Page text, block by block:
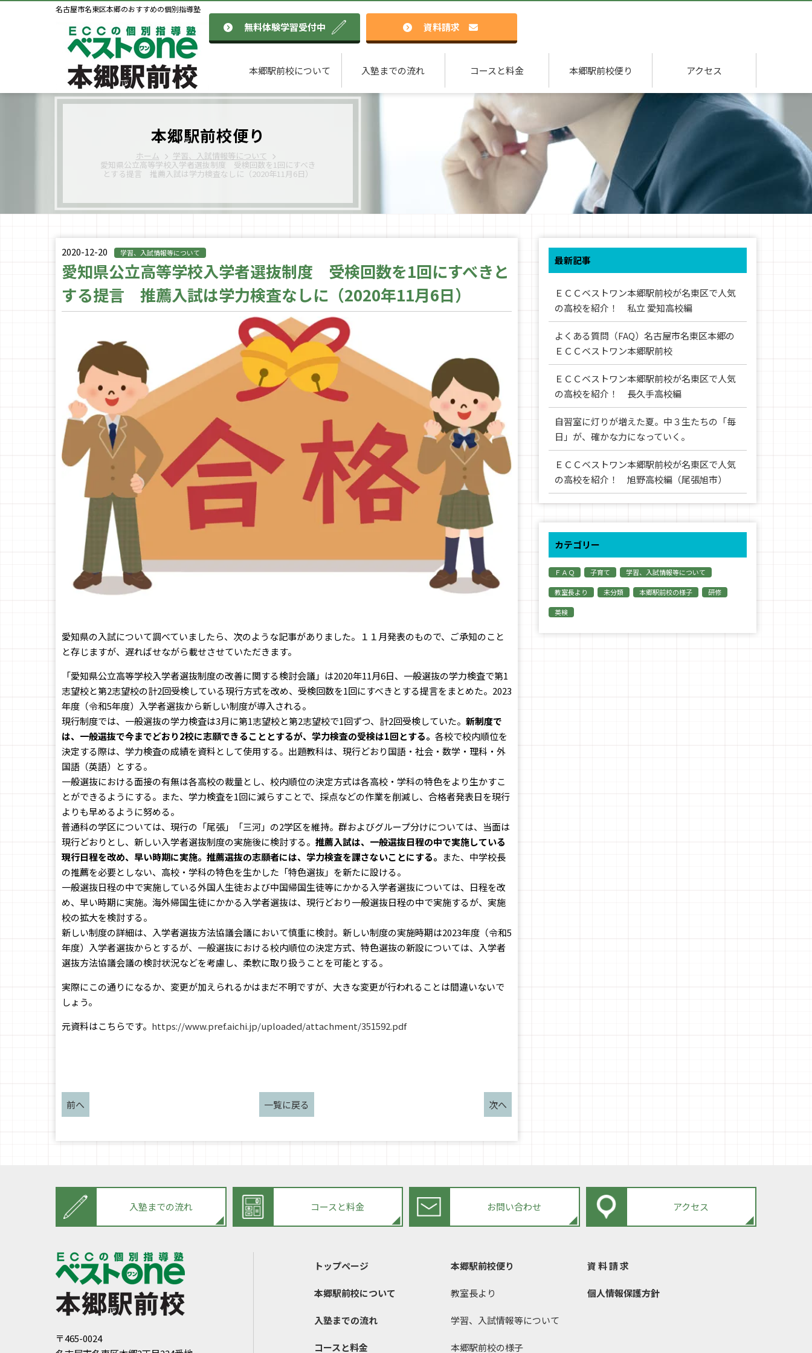
名古屋市名東区本郷のおすすめの個別指導塾
無料体験学習受付中 資料請求
本郷駅前校について 入塾までの流れ コースと料金 本郷駅前校便り アクセス
本郷駅前校便り
ホーム 学習、入試情報等について
愛知県公立高等学校入学者選抜制度 受検回数を1回にすべき
とする提言 推薦入試は学力検査なしに（2020年11月6日）
2020-12-20 学習、入試情報等について
愛知県公立高等学校入学者選抜制度 受検回数を1回にすべきと
する提言 推薦入試は学力検査なしに（2020年11月6日）
愛知県の入試について調べていましたら、次のような記事がありました。１１月発表のもので、ご承知のこと
と存じますが、遅ればせながら載せさせていただきます。
「愛知県公立高等学校入学者選抜制度の改善に関する検討会議」は2020年11月6日、一般選抜の学力検査で第1
志望校と第2志望校の計2回受検している現行方式を改め、受検回数を1回にすべきとする提言をまとめた。2023
年度（令和5年度）入学者選抜から新しい制度が導入される。
現行制度では、一般選抜の学力検査は3月に第1志望校と第2志望校で1回ずつ、計2回受検していた。 新制度で
は、一般選抜で今までどおり2校に志願できることとするが、学力検査の受検は1回とする。 各校で校内順位を
決定する際は、学力検査の成績を資料として使用する。出題教科は、現行どおり国語・社会・数学・理科・外
国語（英語）とする。
一般選抜における面接の有無は各高校の裁量とし、校内順位の決定方式は各高校・学科の特色をより生かすこ
とができるようにする。また、学力検査を1回に減らすことで、採点などの作業を削減し、合格者発表日を現行
よりも早めるように努める。
普通科の学区については、現行の「尾張」「三河」の2学区を維持。群およびグループ分けについては、当面は
現行どおりとし、新しい入学者選抜制度の実施後に検討する。 推薦入試は、一般選抜日程の中で実施している
現行日程を改め、早い時期に実施。推薦選抜の志願者には、学力検査を課さないことにする。 また、中学校長
の推薦を必要としない、高校・学科の特色を生かした「特色選抜」を新たに設ける。
一般選抜日程の中で実施している外国人生徒および中国帰国生徒等にかかる入学者選抜については、日程を改
め、早い時期に実施。海外帰国生徒にかかる入学者選抜は、現行どおり一般選抜日程の中で実施するが、実施
校の拡大を検討する。
新しい制度の詳細は、入学者選抜方法協議会議において慎重に検討。新しい制度の実施時期は2023年度（令和5
年度）入学者選抜からとするが、一般選抜における校内順位の決定方式、特色選抜の新設については、入学者
選抜方法協議会議の検討状況などを考慮し、柔軟に取り扱うことを可能とする。
実際にこの通りになるか、変更が加えられるかはまだ不明ですが、大きな変更が行われることは間違いないで
しょう。
元資料はこちらです。 https://www.pref.aichi.jp/uploaded/attachment/351592.pdf
前へ 一覧に戻る 次へ
最新記事
ＥＣＣベストワン本郷駅前校が名東区で人気
の高校を紹介！ 私立 愛知高校編
よくある質問（FAQ）名古屋市名東区本郷の
ＥＣＣベストワン本郷駅前校
ＥＣＣベストワン本郷駅前校が名東区で人気
の高校を紹介！ 長久手高校編
自習室に灯りが増えた夏。中３生たちの「毎
日」が、確かな力になっていく。
ＥＣＣベストワン本郷駅前校が名東区で人気
の高校を紹介！ 旭野高校編（尾張旭市）
カテゴリー
ＦＡＱ 子育て 学習、入試情報等について
教室長より 未分類 本郷駅前校の様子 研修
英検
入塾までの流れ コースと料金 お問い合わせ アクセス
〒465-0024
トップページ
本郷駅前校について
入塾までの流れ
コースと料金
本郷駅前校便り
教室長より
学習、入試情報等について
本郷駅前校の様子
資 料 請 求
個人情報保護方針